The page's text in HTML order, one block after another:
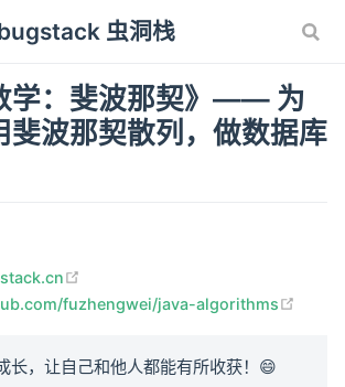
虫洞栈
学：斐波那契》—— 为
斐波那契散列，做数据库
fuzhengwei/java-algorithms
长，让自己和他人都能有所收获！😄